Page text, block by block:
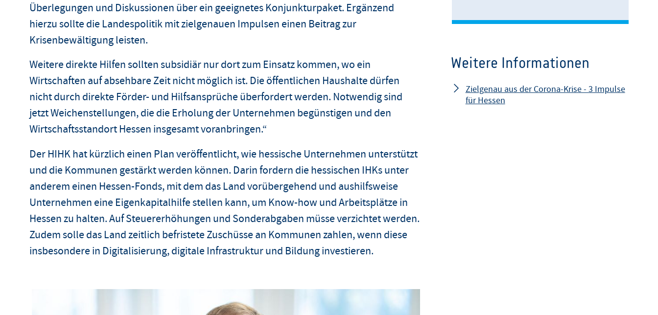
Überlegungen und Diskussionen über ein geeignetes Konjunkturpaket. Ergänzend
hierzu sollte die Landespolitik mit zielgenauen Impulsen einen Beitrag zur
Krisenbewältigung leisten.
Weitere direkte Hilfen sollten subsidiär nur dort zum Einsatz kommen, wo ein
Wirtschaften auf absehbare Zeit nicht möglich ist. Die öffentlichen Haushalte dürfen
nicht durch direkte Förder- und Hilfsansprüche überfordert werden. Notwendig sind
jetzt Weichenstellungen, die die Erholung der Unternehmen begünstigen und den
Wirtschaftsstandort Hessen insgesamt voranbringen.“
Der HIHK hat kürzlich einen Plan veröffentlicht, wie hessische Unternehmen unterstützt
und die Kommunen gestärkt werden können. Darin fordern die hessischen IHKs unter
anderem einen Hessen-Fonds, mit dem das Land vorübergehend und aushilfsweise
Unternehmen eine Eigenkapitalhilfe stellen kann, um Know-how und Arbeitsplätze in
Hessen zu halten. Auf Steuererhöhungen und Sonderabgaben müsse verzichtet werden.
Zudem solle das Land zeitlich befristete Zuschüsse an Kommunen zahlen, wenn diese
insbesondere in Digitalisierung, digitale Infrastruktur und Bildung investieren.
Weitere Informationen
Zielgenau aus der Corona-Krise - 3 Impulse
für Hessen